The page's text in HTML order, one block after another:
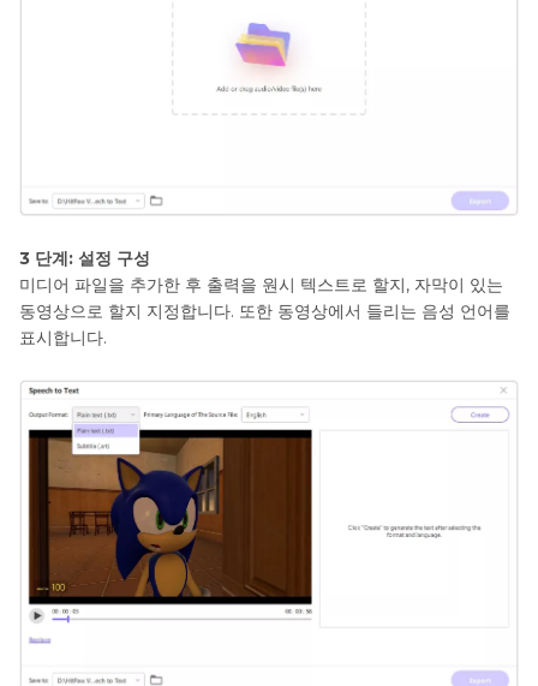
3 단계: 설정 구성
미디어 파일을 추가한 후 출력을 원시 텍스트로 할지, 자막이 있는
동영상으로 할지 지정합니다. 또한 동영상에서 들리는 음성 언어를
표시합니다.